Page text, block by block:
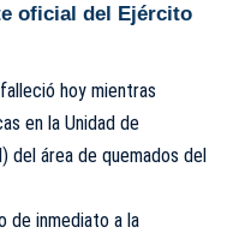
oficial del Ejército
hoy mientras
en la Unidad de
del área de quemados del
de inmediato a la